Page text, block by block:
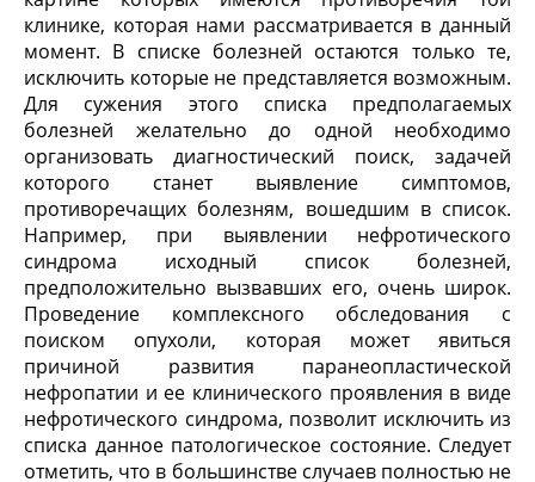
клинике, которая нами рассматривается в данный
момент. В списке болезней остаются только те,
исключить которые не представляется возможным.
Для сужения этого списка предполагаемых
болезней желательно до одной необходимо
организовать диагностический поиск, задачей
которого станет выявление симптомов,
противоречащих болезням, вошедшим в список.
Например, при выявлении нефротического
синдрома исходный список болезней,
предположительно вызвавших его, очень широк.
Проведение комплексного обследования с
поиском опухоли, которая может явиться
причиной развития паранеопластической
нефропатии и ее клинического проявления в виде
нефротического синдрома, позволит исключить из
списка данное патологическое состояние. Следует
отметить, что в большинстве случаев полностью не